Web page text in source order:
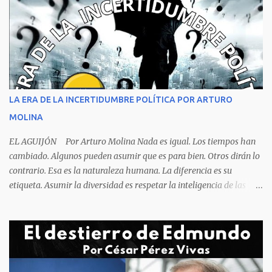
criminalística para determinar que no se trata de una muerte por
asfixia, ya que la reacción de una persona que está perdiendo la
respiración es levantarse y manotear, para desplomarse en el suelo
cogiendo todo lo que consigue a su lado. La foto habla por si
sola, la mesa ordenada, los platos terminados o tapados, todo en
orden y el campeón mundial sentado apacible y sin presentar su
rostro rasgos de asfixia mecánica, que se reflejan en un color
recuento de lo sucedido antes de este día fatídico. ...
LA ERA DE LA INCERTIDUMBRE POLÍTICA POR ARTURO
MOLINA
EL AGUIJÓN Por Arturo Molina Nada es igual. Los tiempos han
cambiado. Algunos pueden asumir que es para bien. Otros dirán lo
contrario. Esa es la naturaleza humana. La diferencia es su
etiqueta. Asumir la diversidad es respetar la inteligencia de las
obliga a los líderes, a crear de forma urgente, estrategias
responsables para restituir la confianza de los ciudadanos hacia
las instituciones. El desmoronamiento moral de la sociedad va a